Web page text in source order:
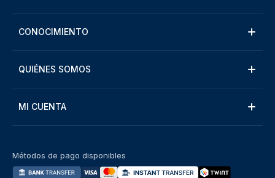
CONOCIMIENTO
QUIÉNES SOMOS
MI CUENTA
Métodos de pago disponibles